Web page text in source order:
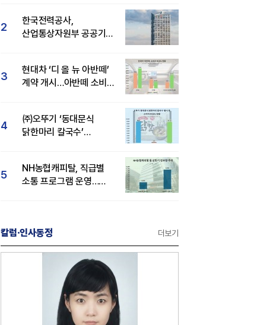
2
한국전력공사,
산업통상자원부 공공기관
3
현대차 ‘디 올 뉴 아반떼’
계약 개시…아반떼 소비자
4
㈜오뚜기 ‘동대문식
닭한마리 칼국수’
5
NH농협캐피탈, 직급별
소통 프로그램 운영…
칼럼·인사동정 더보기